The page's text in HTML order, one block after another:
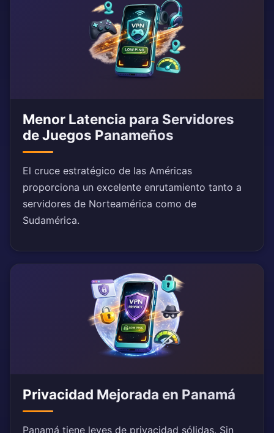
Menor Latencia para Servidores
de Juegos Panameños
El cruce estratégico de las Américas
proporciona un excelente enrutamiento tanto a
servidores de Norteamérica como de
Sudamérica.
Privacidad Mejorada en Panamá
Panamá tiene leyes de privacidad sólidas. Sin